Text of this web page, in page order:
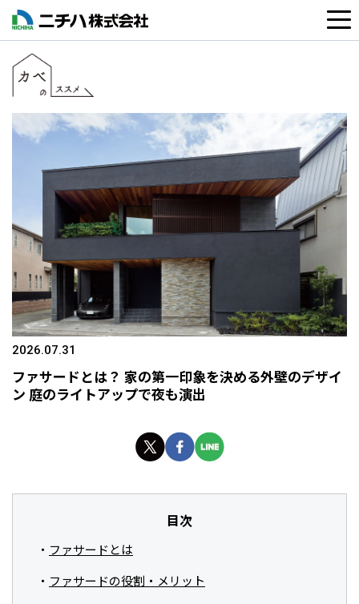
2026.07.31
ファサードとは？ 家の第一印象を決める外壁のデザイ
ン 庭のライトアップで夜も演出
目次
ファサードとは
ファサードの役割・メリット